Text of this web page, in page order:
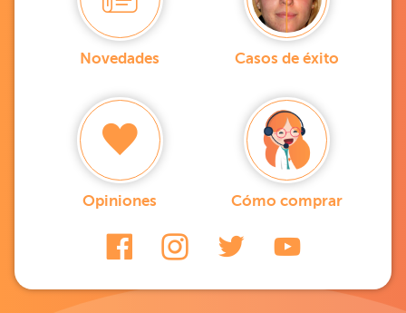
Novedades Casos de éxito
Opiniones Cómo comprar